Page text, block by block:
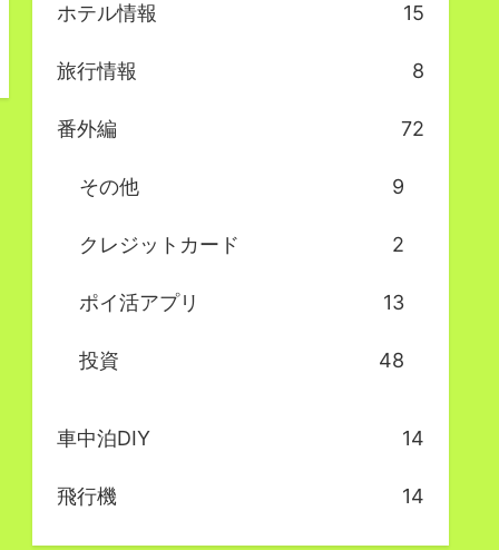
ホテル情報 15
旅行情報 8
番外編 72
その他 9
クレジットカード 2
ポイ活アプリ 13
投資 48
車中泊DIY 14
飛行機 14